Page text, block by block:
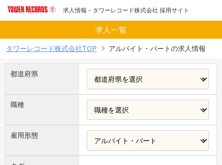
求人情報 - タワーレコード株式会社 採用サイト
求人一覧
タワーレコード株式会社TOP アルバイト・パートの求人情報
都道府県
職種
雇用形態